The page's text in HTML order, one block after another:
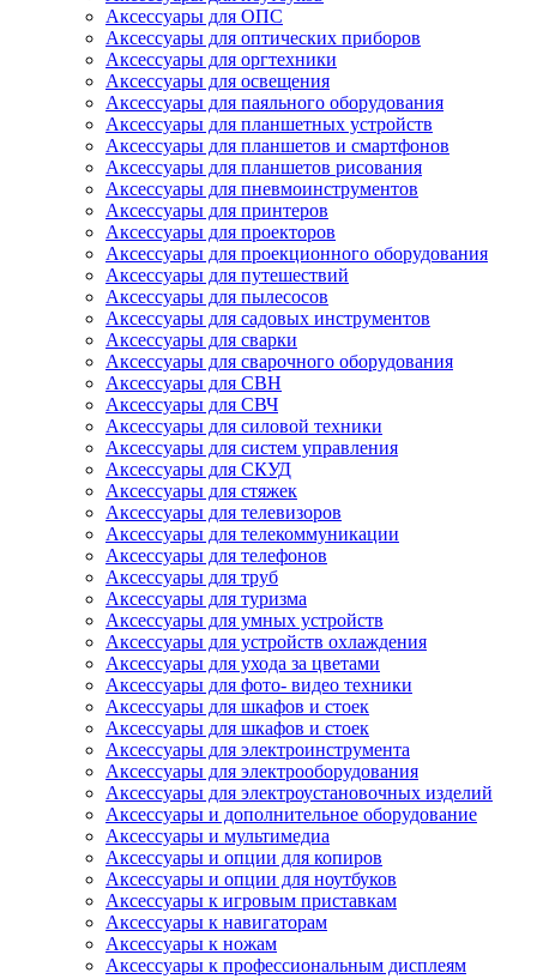
Аксессуары для ОПС
Аксессуары для оптических приборов
Аксессуары для оргтехники
Аксессуары для освещения
Аксессуары для паяльного оборудования
Аксессуары для планшетных устройств
Аксессуары для планшетов и смартфонов
Аксессуары для планшетов рисования
Аксессуары для пневмоинструментов
Аксессуары для принтеров
Аксессуары для проекторов
Аксессуары для проекционного оборудования
Аксессуары для путешествий
Аксессуары для пылесосов
Аксессуары для садовых инструментов
Аксессуары для сварки
Аксессуары для сварочного оборудования
Аксессуары для СВН
Аксессуары для СВЧ
Аксессуары для силовой техники
Аксессуары для систем управления
Аксессуары для СКУД
Аксессуары для стяжек
Аксессуары для телевизоров
Аксессуары для телекоммуникации
Аксессуары для телефонов
Аксессуары для труб
Аксессуары для туризма
Аксессуары для умных устройств
Аксессуары для устройств охлаждения
Аксессуары для ухода за цветами
Аксессуары для фото- видео техники
Аксессуары для шкафов и стоек
Аксессуары для шкафов и стоек
Аксессуары для электроинструмента
Аксессуары для электрооборудования
Аксессуары для электроустановочных изделий
Аксессуары и дополнительное оборудование
Аксессуары и мультимедиа
Аксессуары и опции для копиров
Аксессуары и опции для ноутбуков
Аксессуары к игровым приставкам
Аксессуары к навигаторам
Аксессуары к ножам
Аксессуары к профессиональным дисплеям